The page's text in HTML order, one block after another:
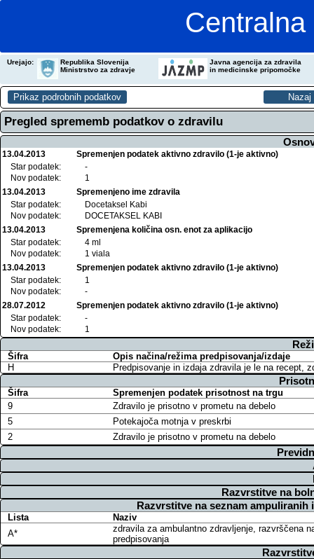
Urejajo:
Republika Slovenija
Ministrstvo za zdravje
Javna agencija za zdravila
in medicinske pripomočke
Pregled sprememb podatkov o zdravilu
13.04.2013
Spremenjen podatek aktivno zdravilo (1-je aktivno)
Star podatek:
-
Nov podatek:
1
13.04.2013
Spremenjeno ime zdravila
Star podatek:
Docetaksel Kabi
Nov podatek:
DOCETAKSEL KABI
13.04.2013
Spremenjena količina osn. enot za aplikacijo
Star podatek:
4 ml
Nov podatek:
1 viala
13.04.2013
Spremenjen podatek aktivno zdravilo (1-je aktivno)
Star podatek:
1
Nov podatek:
-
28.07.2012
Spremenjen podatek aktivno zdravilo (1-je aktivno)
Star podatek:
-
Nov podatek:
1
Šifra
Opis načina/režima predpisovanja/izdaje
H
Predpisovanje in izdaja zdravila je le na recept,
Šifra
Spremenjen podatek prisotnost na trgu
9
Zdravilo je prisotno v prometu na debelo
5
Potekajoča motnja v preskrbi
2
Zdravilo je prisotno v prometu na debelo
Razvrstitve na
Razvrstitve na seznam
Lista
Naziv
A*
zdravila za ambulantno zdravljenje, razvrščena
predpisovanja